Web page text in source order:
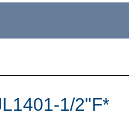
1/2"F*